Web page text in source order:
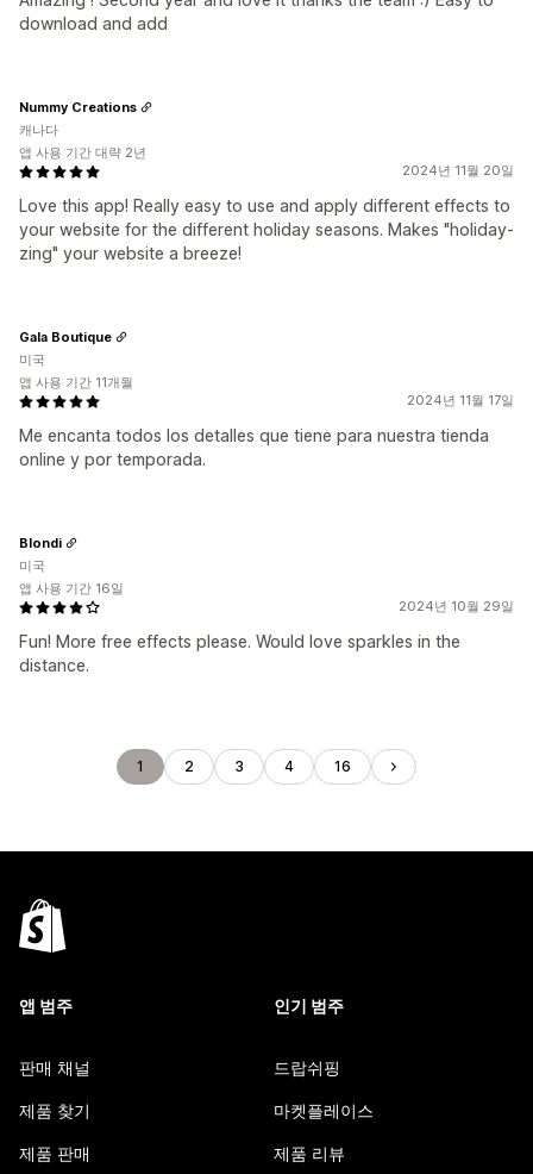
download and add
2024년 11월 20일
Love this app! Really easy to use and apply different effects to
your website for the different holiday seasons. Makes "holiday-
zing" your website a breeze!
Nummy Creations
캐나다
앱 사용 기간 대략 2년
2024년 11월 17일
Me encanta todos los detalles que tiene para nuestra tienda
online y por temporada.
Gala Boutique
미국
앱 사용 기간 11개월
2024년 10월 29일
Fun! More free effects please. Would love sparkles in the
distance.
Blondi
미국
앱 사용 기간 16일
1 2 3 4 16
앱 범주
판매 채널
제품 찾기
제품 판매
인기 범주
드랍쉬핑
마켓플레이스
제품 리뷰